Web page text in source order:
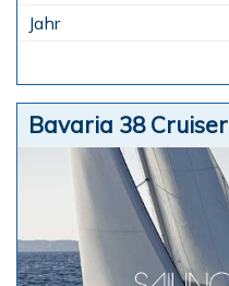
Bavaria 38 Cruiser